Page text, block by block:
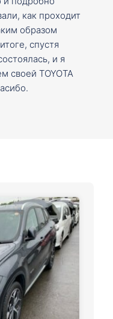
как проходит
образом
спустя
и я
своей TOYOTA